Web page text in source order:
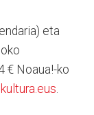
eta
€ Noaua!-ko